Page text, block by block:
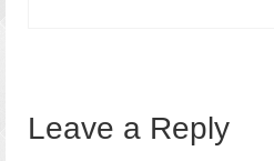
Leave a Reply